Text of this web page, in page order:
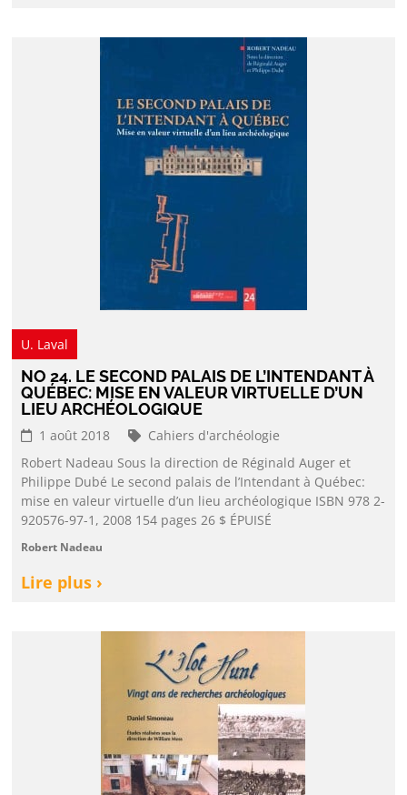
U. Laval
NO 24. LE SECOND PALAIS DE L’INTENDANT À
QUÉBEC: MISE EN VALEUR VIRTUELLE D’UN
LIEU ARCHÉOLOGIQUE
1 août 2018
Cahiers d'archéologie
Robert Nadeau Sous la direction de Réginald Auger et
Philippe Dubé Le second palais de l’Intendant à Québec:
mise en valeur virtuelle d’un lieu archéologique ISBN 978 2-
920576-97-1, 2008 154 pages 26 $ ÉPUISÉ
Robert Nadeau
Lire plus ›